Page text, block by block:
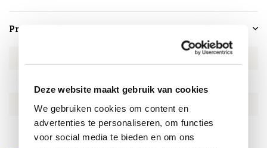
Deze website maakt gebruik van cookies
We gebruiken cookies om content en
advertenties te personaliseren, om functies
voor social media te bieden en om ons
Productspecificaties
EAN 0659424194521
Lengte 160 cm